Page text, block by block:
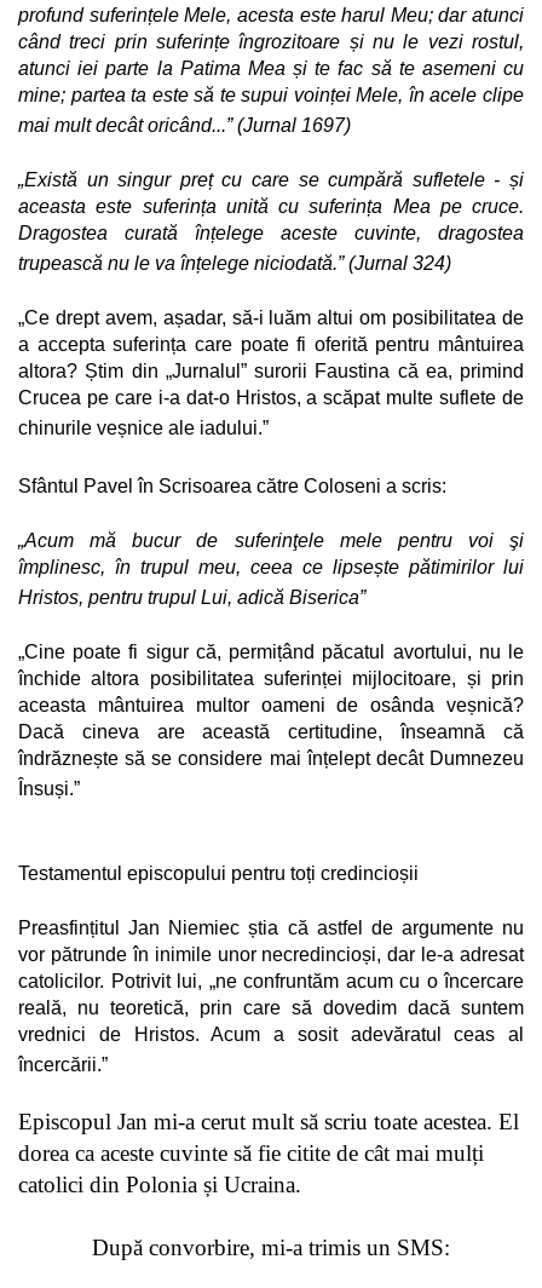
profund suferințele Mele, acesta este harul Meu; dar atunci
când treci prin suferințe îngrozitoare și nu le vezi rostul,
atunci iei parte la Patima Mea și te fac să te asemeni cu
mine; partea ta este să te supui voinței Mele, în acele clipe
mai mult decât oricând...” (Jurnal 1697)
„Există un singur preț cu care se cumpără sufletele - și
aceasta este suferința unită cu suferința Mea pe cruce.
Dragostea curată înțelege aceste cuvinte, dragostea
trupească nu le va înțelege niciodată.” (Jurnal 324)
„Ce drept avem, așadar, să-i luăm altui om posibilitatea de
a accepta suferința care poate fi oferită pentru mântuirea
altora? Știm din „Jurnalul” surorii Faustina că ea, primind
Crucea pe care i-a dat-o Hristos, a scăpat multe suflete de
chinurile veșnice ale iadului.”
Sfântul Pavel în Scrisoarea către Coloseni a scris:
„Acum mă bucur de suferinţele mele pentru voi şi
împlinesc, în trupul meu, ceea ce lipsește pătimirilor lui
Hristos, pentru trupul Lui, adică Biserica”
„Cine poate fi sigur că, permițând păcatul avortului, nu le
închide altora posibilitatea suferinței mijlocitoare, și prin
aceasta mântuirea multor oameni de osânda veșnică?
Dacă cineva are această certitudine, înseamnă că
îndrăznește să se considere mai înțelept decât Dumnezeu
Însuși.”
Testamentul episcopului pentru toți credincioșii
Preasfințitul Jan Niemiec știa că astfel de argumente nu
vor pătrunde în inimile unor necredincioși, dar le-a adresat
catolicilor. Potrivit lui, „ne confruntăm acum cu o încercare
reală, nu teoretică, prin care să dovedim dacă suntem
vrednici de Hristos. Acum a sosit adevăratul ceas al
încercării.”
Episcopul Jan mi-a cerut mult să scriu toate acestea. El
dorea ca aceste cuvinte să fie citite de cât mai mulți
catolici din Polonia și Ucraina.
După convorbire, mi-a trimis un SMS: